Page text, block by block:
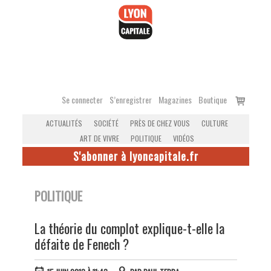
Se connecter S’enregistrer Magazines Boutique
Voir
ACTUALITÉS SOCIÉTÉ PRÈS DE CHEZ VOUS
CULTURE
ART DE VIVRE
POLITIQUE VIDÉOS
S'abonner à lyoncapitale.fr
POLITIQUE
La théorie du complot explique-t-elle la
défaite de Fenech ?